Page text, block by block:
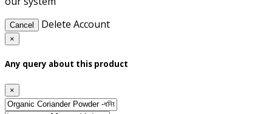
Cancel Delete Account
×
Any query about this product
×